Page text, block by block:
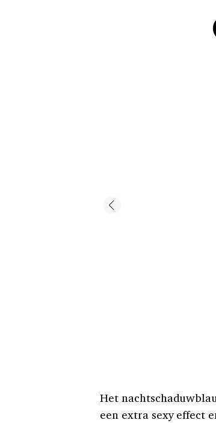
Het
een extra sexy effect